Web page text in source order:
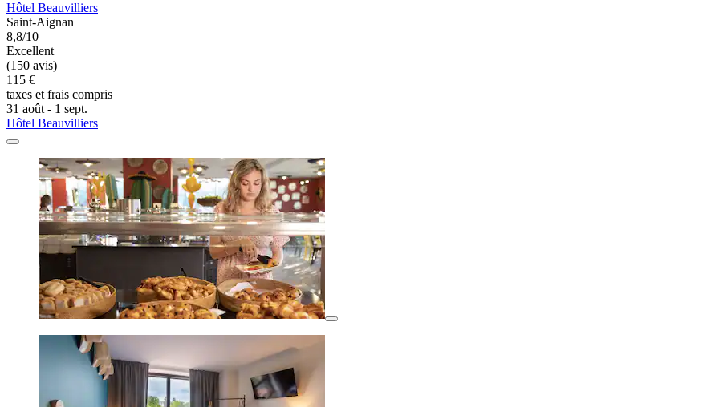
Hôtel Beauvilliers
Saint-Aignan
8,8/10
Excellent
(150 avis)
115 €
taxes et frais compris
31 août - 1 sept.
Hôtel Beauvilliers